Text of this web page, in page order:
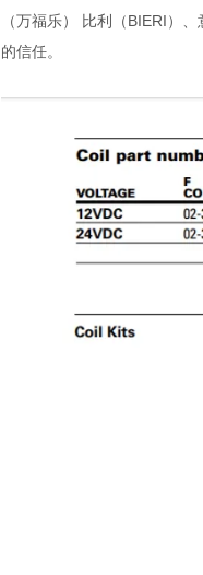
（万福乐） 比利（BIERI）
的信任。